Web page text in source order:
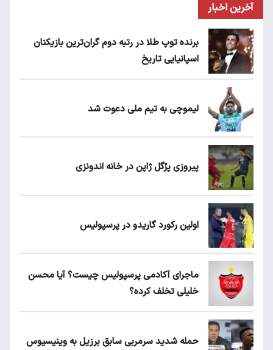
آخرین اخبار
برنده توپ طلا در رتبه دوم گران‌ترین بازیکنان
اسپانیایی تاریخ
لیموچی به تیم ملی دعوت شد
پیروزی پرُگل ژاپن در خانه اندونزی
اولین رکورد گاریدو در پرسپولیس
ماجرای آکادمی پرسپولیس چیست؟ آیا محسن
خلیلی تخلف کرده؟
حمله شدید سرمربی سابق برزیل به وینیسیوس